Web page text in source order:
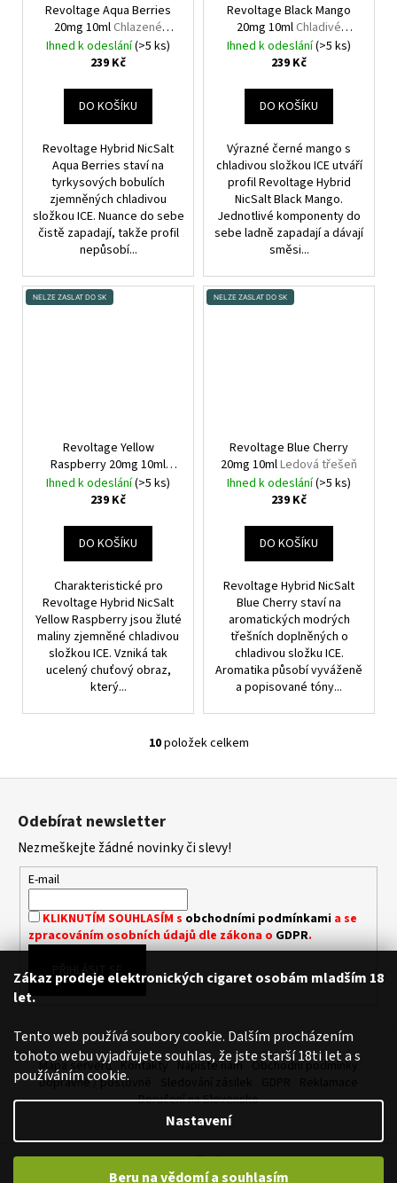
Zákaz prodeje elektronických cigaret osobám mladším 18
let.
Tento web používá soubory cookie. Dalším procházením
tohoto webu vyjadřujete souhlas, že jste starší 18ti let a s
používáním cookie.
Nastavení
Beru na vědomí a souhlasím
Revoltage Aqua Berries
20mg 10ml Chlazené
maliny, ostružiny, borůvky
s nádechem eukalyptu a
Ihned k odeslání(>5 ks)
239 Kč
DO KOŠÍKU
Revoltage Hybrid NicSalt
Aqua Berries staví na
tyrkysových bobulích
zjemněných chladivou
složkou ICE. Nuance do sebe
čistě zapadají, takže profil
nepůsobí...
Revoltage Black Mango
20mg 10ml Chladivé
mango
Ihned k odeslání(>5 ks)
239 Kč
DO KOŠÍKU
Výrazné černé mango s
chladivou složkou ICE utváří
profil Revoltage Hybrid
NicSalt Black Mango.
Jednotlivé komponenty do
sebe ladně zapadají a dávají
směsi...
NELZE ZASLAT DO SK
Revoltage Yellow
Raspberry 20mg 10ml
Chladivá malina
Ihned k odeslání(>5 ks)
239 Kč
DO KOŠÍKU
Charakteristické pro
Revoltage Hybrid NicSalt
Yellow Raspberry jsou žluté
maliny zjemněné chladivou
složkou ICE. Vzniká tak
ucelený chuťový obraz,
který...
NELZE ZASLAT DO SK
Revoltage Blue Cherry
20mg 10mlLedová třešeň
Ihned k odeslání(>5 ks)
239 Kč
DO KOŠÍKU
Revoltage Hybrid NicSalt
Blue Cherry staví na
aromatických modrých
třešních doplněných o
chladivou složku ICE.
Aromatika působí vyváženě
a popisované tóny...
O
V
A
C
P
R
V
K
Y
Ý
P
I
U
10položek celkem
Z
Odebírat newsletter
Nezmeškejte žádné novinky či slevy!
E-mail
KLIKNUTÍM SOUHLASÍM s obchodními podmínkamia se
zpracováním osobních údajů dle zákona o GDPR.
PŘIHLÁSIT SE
Mapa serveru Kontakty Napište nám Obchodní podmínky
Dopravné / poštovné
Doručení na Slovensko
Vytvořil Shoptet